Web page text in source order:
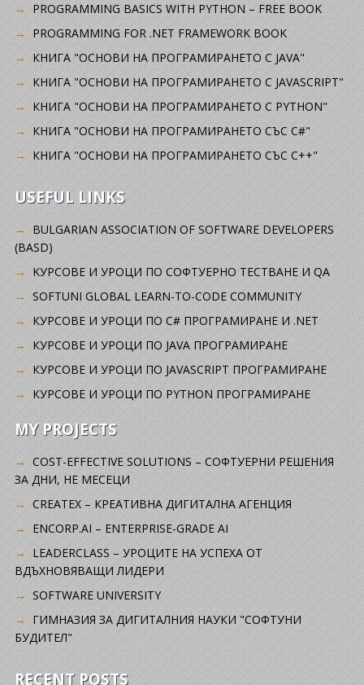
PROGRAMMING BASICS WITH PYTHON – FREE BOOK
PROGRAMMING FOR .NET FRAMEWORK BOOK
КНИГА "ОСНОВИ НА ПРОГРАМИРАНЕТО С JAVA"
КНИГА "ОСНОВИ НА ПРОГРАМИРАНЕТО С JAVASCRIPT"
КНИГА "ОСНОВИ НА ПРОГРАМИРАНЕТО С PYTHON"
КНИГА "ОСНОВИ НА ПРОГРАМИРАНЕТО СЪС C#"
КНИГА "ОСНОВИ НА ПРОГРАМИРАНЕТО СЪС C++"
USEFUL LINKS
BULGARIAN ASSOCIATION OF SOFTWARE DEVELOPERS
(BASD)
KУРСОВЕ И УРОЦИ ПО СОФТУЕРНО ТЕСТВАНЕ И QA
SOFTUNI GLOBAL LEARN-TO-CODE COMMUNITY
КУРСОВЕ И УРОЦИ ПО C# ПРОГРАМИРАНЕ И .NET
КУРСОВЕ И УРОЦИ ПО JAVA ПРОГРАМИРАНЕ
КУРСОВЕ И УРОЦИ ПО JAVASCRIPT ПРОГРАМИРАНЕ
КУРСОВЕ И УРОЦИ ПО PYTHON ПРОГРАМИРАНЕ
MY PROJECTS
COST-EFFECTIVE SOLUTIONS – СОФТУЕРНИ РЕШЕНИЯ
ЗА ДНИ, НЕ МЕСЕЦИ
CREATEX – КРЕАТИВНА ДИГИТАЛНА АГЕНЦИЯ
ENCORP.AI – ENTERPRISE-GRADE AI
LEADERCLASS – УРОЦИТЕ НА УСПЕХА ОТ
ВДЪХНОВЯВАЩИ ЛИДЕРИ
SOFTWARE UNIVERSITY
ГИМНАЗИЯ ЗА ДИГИТАЛНИЯ НАУКИ "СОФТУНИ
БУДИТЕЛ"
RECENT POSTS